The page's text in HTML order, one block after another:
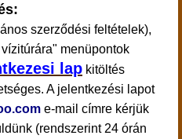
szerződési feltételek),
menüpontok
lap kitöltés
A jelentkezési lapot
e-mail címre kérjük
(rendszerint 24 órán